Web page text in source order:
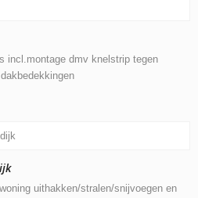
incl.montage dmv knelstrip tegen
uithakken/stralen/snijvoegen en